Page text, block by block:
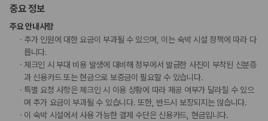
중요 정보
주요 안내사항
추가 인원에 대한 요금이 부과될 수 있으며, 이는 숙박 시설 정책에 따라 다
릅니다.
체크인 시 부대 비용 발생에 대비해 정부에서 발급한 사진이 부착된 신분증
과 신용카드 또는 현금으로 보증금이 필요할 수 있습니다.
특별 요청 사항은 체크인 시 이용 상황에 따라 제공 여부가 달라질 수 있으
며 추가 요금이 부과될 수 있습니다. 또한, 반드시 보장되지는 않습니다.
이 숙박 시설에서 사용 가능한 결제 수단은 신용카드, 현금입니다.